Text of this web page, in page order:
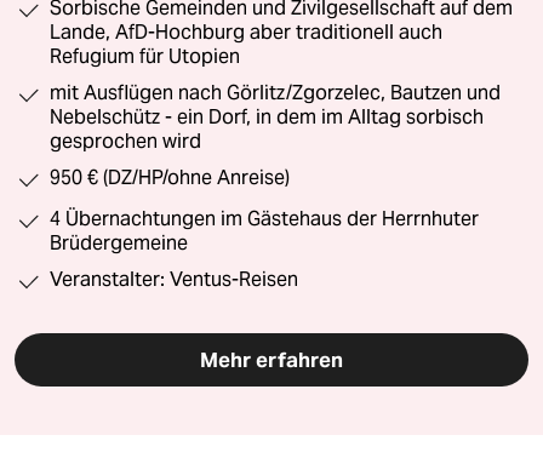
Sorbische Gemeinden und Zivilgesellschaft auf dem
Lande, AfD-Hochburg aber traditionell auch
Refugium für Utopien
mit Ausflügen nach Görlitz/Zgorzelec, Bautzen und
Nebelschütz - ein Dorf, in dem im Alltag sorbisch
gesprochen wird
950 € (DZ/HP/ohne Anreise)
4 Übernachtungen im Gästehaus der Herrnhuter
Brüdergemeine
Veranstalter: Ventus-Reisen
Mehr erfahren